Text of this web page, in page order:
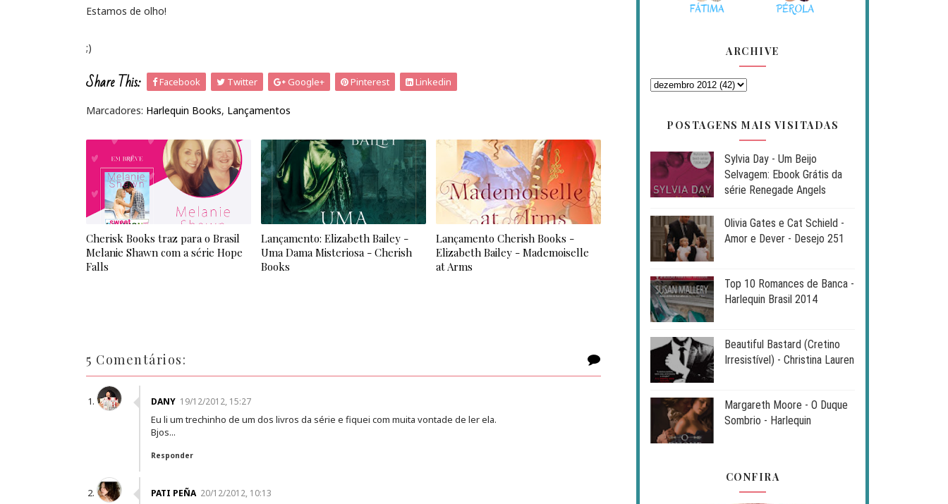
Estamos de olho!
;)
Share This: Facebook Twitter Google+ Pinterest Linkedin
Marcadores: Harlequin Books, Lançamentos
Cherisk Books traz para o Brasil
Melanie Shawn com a série Hope
Falls
Lançamento: Elizabeth Bailey -
Uma Dama Misteriosa - Cherish
Books
Lançamento Cherish Books -
Elizabeth Bailey - Mademoiselle
at Arms
5 Comentários:
DANY 19/12/2012, 15:27
Eu li um trechinho de um dos livros da série e fiquei com muita vontade de ler ela.
Bjos...
Responder
PATI PEÑA 20/12/2012, 10:13
ARCHIVE
POSTAGENS MAIS VISITADAS
Sylvia Day - Um Beijo
Selvagem: Ebook Grátis da
série Renegade Angels
Olivia Gates e Cat Schield -
Amor e Dever - Desejo 251
Top 10 Romances de Banca -
Harlequin Brasil 2014
Beautiful Bastard (Cretino
Irresistível) - Christina Lauren
Margareth Moore - O Duque
Sombrio - Harlequin
CONFIRA